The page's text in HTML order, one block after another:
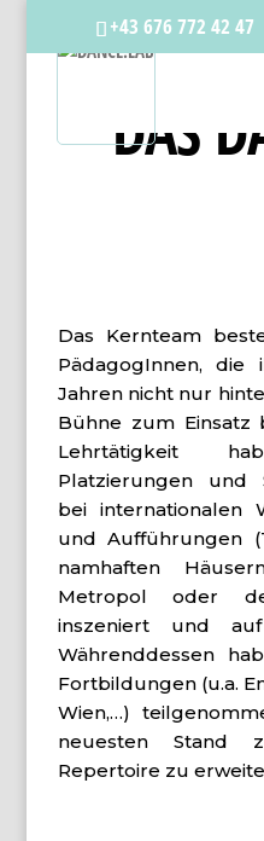
+43 676 772 42 47
DAS
Das Kernteam
PädagogInnen,
Jahren nicht nur
Bühne zum
Lehrtätigkeit
Platzierungen und
bei internationalen
und Aufführungen
namhaften
Metropol oder
inszeniert und
Währenddessen
Fortbildungen (u.a.
Wien,…)
neuesten
Repertoire zu